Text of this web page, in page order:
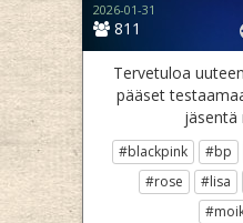
811
2026-01-31
Tervetuloa
pääset
jäsentä
#blackpink #bp
#rose
#lisa